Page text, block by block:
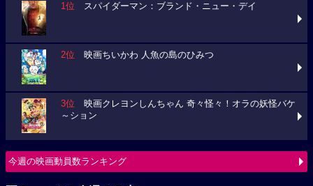
1位 スパイダーマン：ブランド・ニュー・デイ
2位 映画ちいかわ 人魚の島のひみつ
3位 映画クレヨンしんちゃん 奇々怪々！オラの妖怪バケ
～ション
今週の映画動員数ランキング